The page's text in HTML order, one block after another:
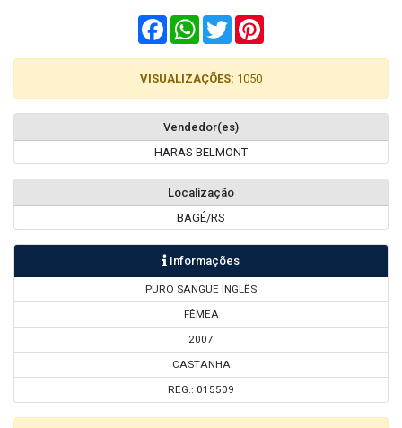
FacebookWhatsApp
Twitter
VISUALIZAÇÕES: 1050
Vendedor(es)
HARAS BELMONT
Localização
BAGÉ/RS
Informações
PURO SANGUE INGLÊS
FÊMEA
2007
CASTANHA
REG.: 015509